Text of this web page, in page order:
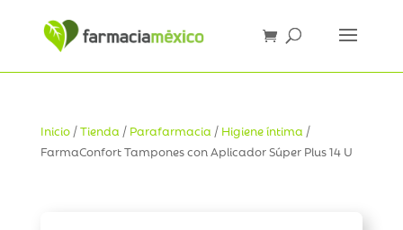
Inicio/Tienda / Parafarmacia / Higiene íntima /
FarmaConfort Tampones con Aplicador Súper Plus 14 U